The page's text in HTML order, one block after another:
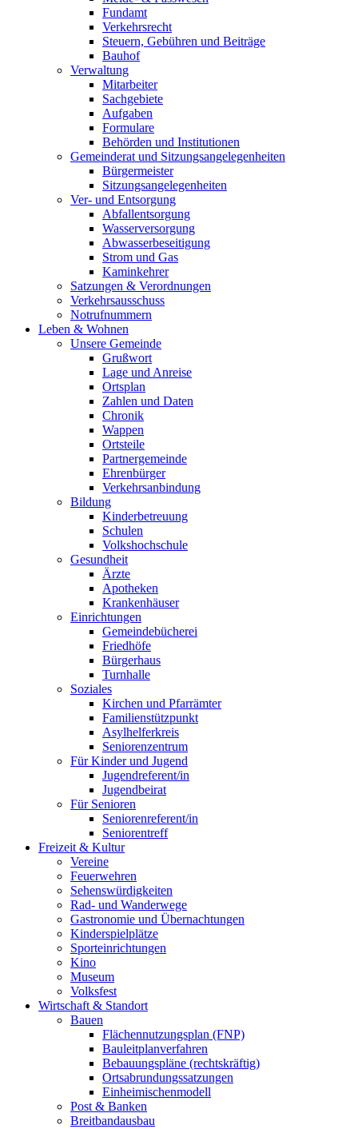
Fundamt
Verkehrsrecht
Steuern, Gebühren und Beiträge
Bauhof
Verwaltung
Mitarbeiter
Sachgebiete
Aufgaben
Formulare
Behörden und Institutionen
Gemeinderat und Sitzungsangelegenheiten
Bürgermeister
Sitzungsangelegenheiten
Ver- und Entsorgung
Abfallentsorgung
Wasserversorgung
Abwasserbeseitigung
Strom und Gas
Kaminkehrer
Satzungen & Verordnungen
Verkehrsausschuss
Notrufnummern
Leben & Wohnen
Unsere Gemeinde
Grußwort
Lage und Anreise
Ortsplan
Zahlen und Daten
Chronik
Wappen
Ortsteile
Partnergemeinde
Ehrenbürger
Verkehrsanbindung
Bildung
Kinderbetreuung
Schulen
Volkshochschule
Gesundheit
Ärzte
Apotheken
Krankenhäuser
Einrichtungen
Gemeindebücherei
Friedhöfe
Bürgerhaus
Turnhalle
Soziales
Kirchen und Pfarrämter
Familienstützpunkt
Asylhelferkreis
Seniorenzentrum
Für Kinder und Jugend
Jugendreferent/in
Jugendbeirat
Für Senioren
Seniorenreferent/in
Seniorentreff
Freizeit & Kultur
Vereine
Feuerwehren
Sehenswürdigkeiten
Rad- und Wanderwege
Gastronomie und Übernachtungen
Kinderspielplätze
Sporteinrichtungen
Kino
Museum
Volksfest
Wirtschaft & Standort
Bauen
Flächennutzungsplan (FNP)
Bauleitplanverfahren
Bebauungspläne (rechtskräftig)
Ortsabrundungssatzungen
Einheimischenmodell
Post & Banken
Breitbandausbau